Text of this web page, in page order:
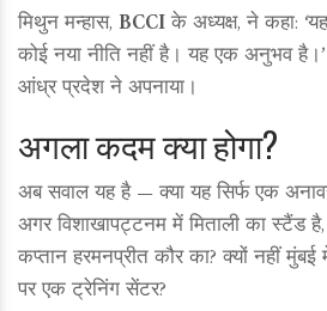
मिथुन मन्हास, BCCIके अध्यक्ष, ने कहा:
कोई नया नीति नहीं है। यह एक अनुभव
आंध्र प्रदेश ने अपनाया।
अगला कदम क्या होगा?
अब सवाल यह है — क्या यह सिर्फ एक
अगर विशाखापट्टनम में मिताली का स्टैंड
कप्तान हरमनप्रीत कौर का? क्यों नहीं
पर एक ट्रेनिंग सेंटर?